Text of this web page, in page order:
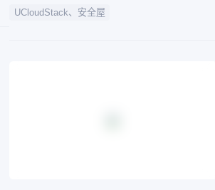
UCloudStack、安全屋